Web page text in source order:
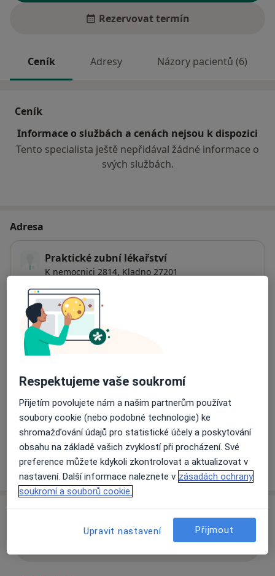
Rezervovat termín
Ceník Adresy Názory pacientů (6)
Ceník
Informace o službách a cenách nejsou k dispozici
Tento specialista ještě nepřidával žádné informace o
svých službách.
Adresa
Praktické zubní lékařství
K nemocnici 2814, Kladno 27201
Dostupnost
Na této adrese online kalendář není aktivní
Způsoby platby (soukromé návštěvy)
Na teto adrese lékař přijímá pacienty na pojišťovnu
Detaily
Více
o adrese
Přidejte svůj názor
Respektujeme vaše soukromí
Přijetím povolujete nám a našim partnerům používat
soubory cookie (nebo podobné technologie) ke
shromažďování údajů pro statistické účely a poskytování
obsahu na základě vašich zvyklostí při procházení. Své
preference můžete kdykoli zkontrolovat a aktualizovat v
nastavení. Další informace naleznete v zásadách ochrany
soukromí a souborů cookie.
Upravit nastavení Přijmout